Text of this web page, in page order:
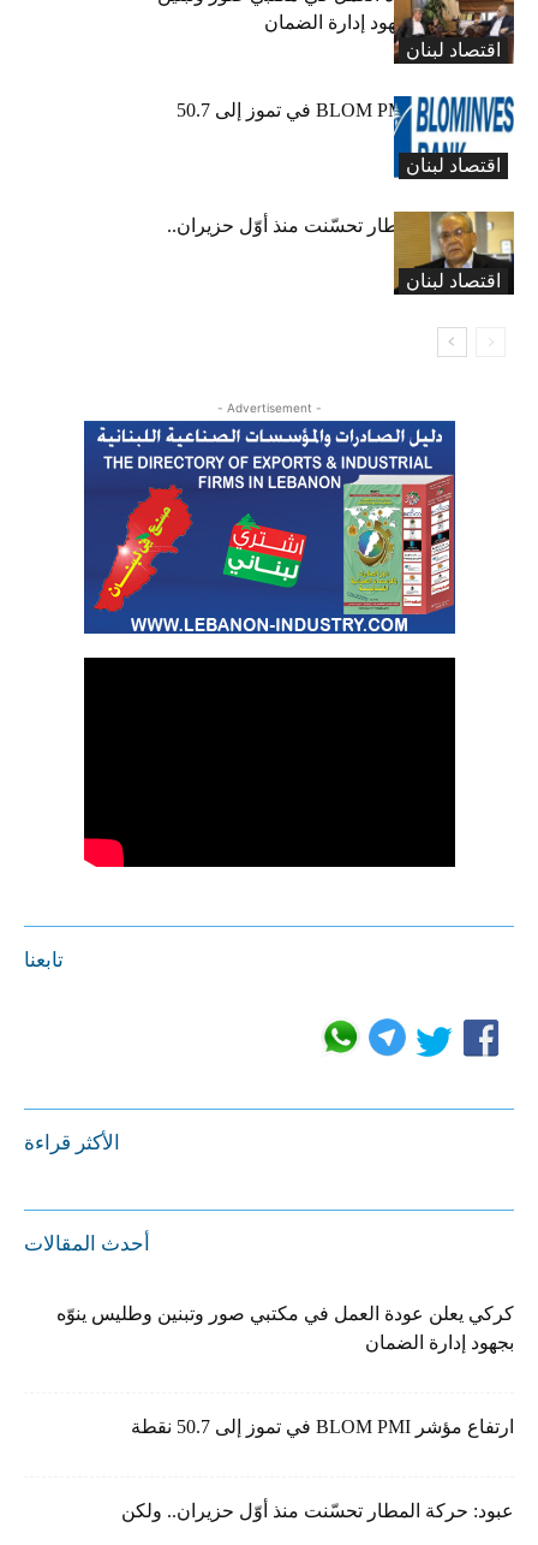
اقتصاد لبنان
وطليس ينوّه بجهود إدارة الضمان
اقتصاد لبنان
ارتفاع مؤشر BLOM PMI في تموز إلى 50.7
نقطة
اقتصاد لبنان
عبود: حركة المطار تحسّنت منذ أوّل حزيران..
ولكن
- Advertisement -
تابعنا
الأكثر قراءة
أحدث المقالات
كركي يعلن عودة العمل في مكتبي صور وتبنين وطليس ينوّه
بجهود إدارة الضمان
ارتفاع مؤشر BLOM PMI في تموز إلى 50.7 نقطة
عبود: حركة المطار تحسّنت منذ أوّل حزيران.. ولكن